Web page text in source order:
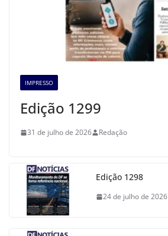
IMPRESSO
Edição 1299
31 de julho de 2026 Redação
Edição 1298
24 de julho de 2026